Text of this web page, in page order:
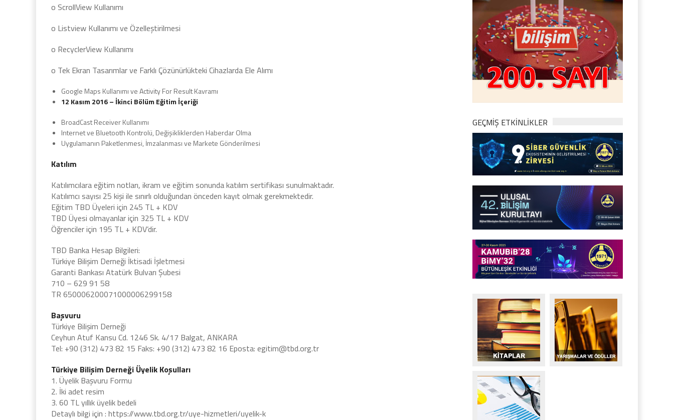
o ScrollView Kullanımı
o Listview Kullanımı ve Özelleştirilmesi
o RecyclerView Kullanımı
o Tek Ekran Tasarımlar ve Farklı Çözünürlükteki Cihazlarda Ele Alımı
Google Maps Kullanımı ve Activity For Result Kavramı
12 Kasım 2016 – İkinci Bölüm Eğitim İçeriği
BroadCast Receiver Kullanımı
Internet ve Bluetooth Kontrolü, Değişikliklerden Haberdar Olma
Uygulamanın Paketlenmesi, İmzalanması ve Markete Gönderilmesi
Katılım
Katılımcılara eğitim notları, ikram ve eğitim sonunda katılım sertifikası sunulmaktadır.
Katılımcı sayısı 25 kişi ile sınırlı olduğundan önceden kayıt olmak gerekmektedir.
Eğitim TBD Üyeleri için 245 TL + KDV
TBD Üyesi olmayanlar için 325 TL + KDV
Öğrenciler için 195 TL + KDV’dir.
TBD Banka Hesap Bilgileri:
Türkiye Bilişim Derneği İktisadi İşletmesi
Garanti Bankası Atatürk Bulvarı Şubesi
710 – 629 91 58
TR 650006200071000006299158
Başvuru
Türkiye Bilişim Derneği
Ceyhun Atuf Kansu Cd. 1246 Sk. 4/17 Balgat, ANKARA
Tel: +90 (312) 473 82 15 Faks: +90 (312) 473 82 16 Eposta: egitim@tbd.org.tr
Türkiye Bilişim Derneği Üyelik Koşulları
1. Üyelik Başvuru Formu
2. İki adet resim
3. 60 TL yıllık üyelik bedeli
Detaylı bilgi için : https://www.tbd.org.tr/uye-hizmetleri/uyelik-k
GEÇMİŞ ETKİNLİKLER